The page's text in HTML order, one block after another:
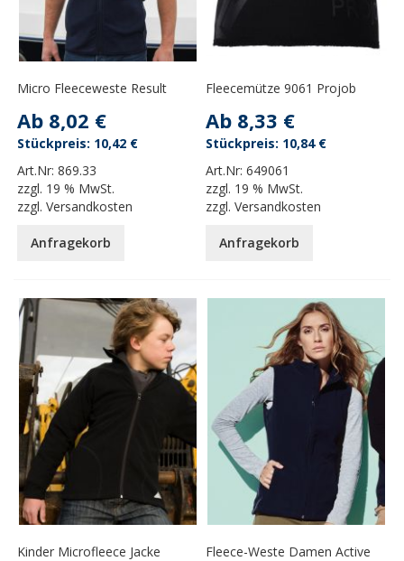
Micro Fleeceweste Result
Ab 8,02 €
Art.Nr:869.33
zzgl. 19 % MwSt.
zzgl.Versandkosten
10,42 €
Anfragekorb
Fleecemütze 9061 Projob
Ab 8,33 €
Art.Nr:649061
zzgl. 19 % MwSt.
zzgl.Versandkosten
10,84 €
Anfragekorb
Kinder Microfleece Jacke
Fleece-Weste Damen Active